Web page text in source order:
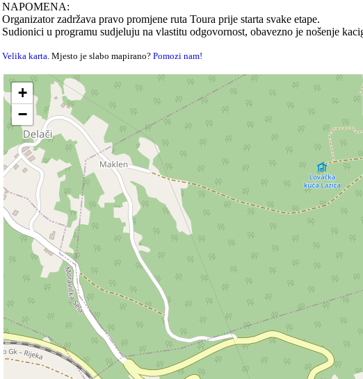
NAPOMENA:
Organizator zadržava pravo promjene ruta Toura prije starta svake etape.
Sudionici u programu sudjeluju na vlastitu odgovornost, obavezno je nošenje
Velika karta. Mjesto je slabo mapirano?Pomozi nam!
+
−